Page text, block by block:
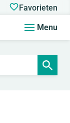
Favorieten
Menu